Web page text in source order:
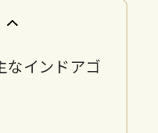
なインドアゴ